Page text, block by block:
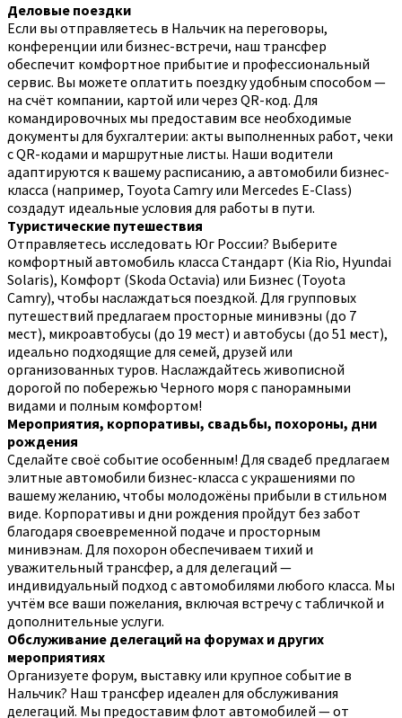
Деловые поездки
Если вы отправляетесь в Нальчик на переговоры,
конференции или бизнес-встречи, наш трансфер
обеспечит комфортное прибытие и профессиональный
сервис. Вы можете оплатить поездку удобным способом —
на счёт компании, картой или через QR-код. Для
командировочных мы предоставим все необходимые
документы для бухгалтерии: акты выполненных работ, чеки
с QR-кодами и маршрутные листы. Наши водители
адаптируются к вашему расписанию, а автомобили бизнес-
класса (например, Toyota Camry или Mercedes E-Class)
создадут идеальные условия для работы в пути.
Туристические путешествия
Отправляетесь исследовать Юг России? Выберите
комфортный автомобиль класса Стандарт (Kia Rio, Hyundai
Solaris), Комфорт (Skoda Octavia) или Бизнес (Toyota
Camry), чтобы наслаждаться поездкой. Для групповых
путешествий предлагаем просторные минивэны (до 7
мест), микроавтобусы (до 19 мест) и автобусы (до 51 мест),
идеально подходящие для семей, друзей или
организованных туров. Наслаждайтесь живописной
дорогой по побережью Черного моря с панорамными
видами и полным комфортом!
Мероприятия, корпоративы, свадьбы, похороны, дни
рождения
Сделайте своё событие особенным! Для свадеб предлагаем
элитные автомобили бизнес-класса с украшениями по
вашему желанию, чтобы молодожёны прибыли в стильном
виде. Корпоративы и дни рождения пройдут без забот
благодаря своевременной подаче и просторным
минивэнам. Для похорон обеспечиваем тихий и
уважительный трансфер, а для делегаций —
индивидуальный подход с автомобилями любого класса. Мы
учтём все ваши пожелания, включая встречу с табличкой и
дополнительные услуги.
Обслуживание делегаций на форумах и других
мероприятиях
Организуете форум, выставку или крупное событие в
Нальчик? Наш трансфер идеален для обслуживания
делегаций. Мы предоставим флот автомобилей — от